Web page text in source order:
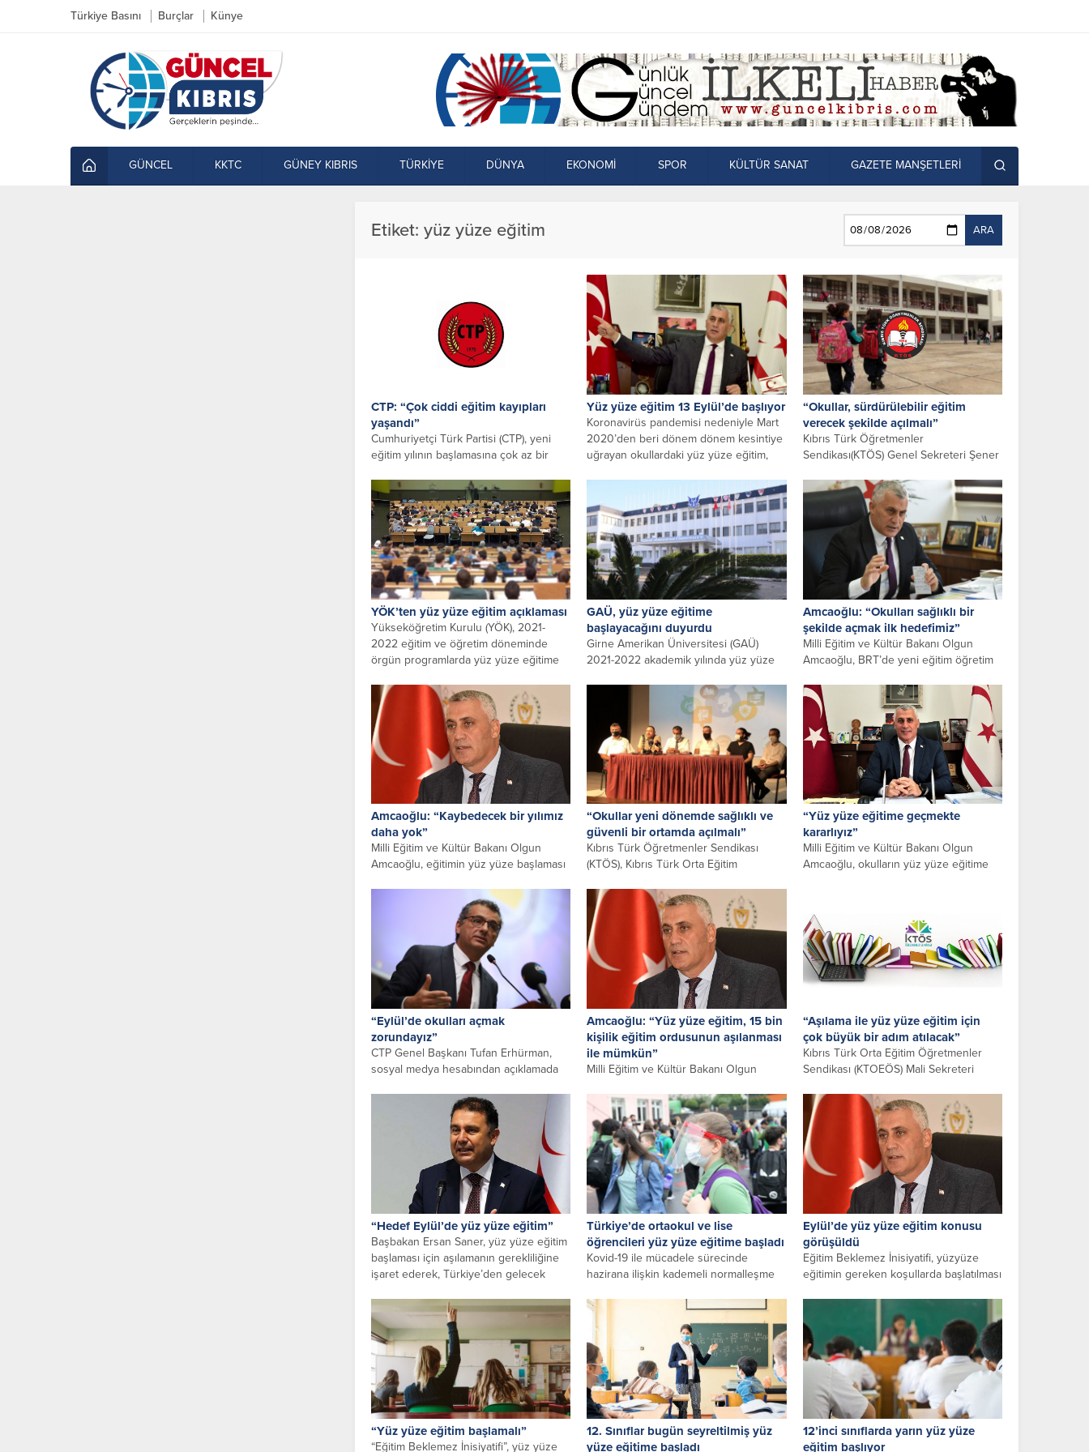
Türkiye Basını Burçlar Künye
GÜNCEL KKTC GÜNEY KIBRIS TÜRKİYE DÜNYA EKONOMİ SPOR KÜLTÜR SANAT GAZETE MANŞETLERİ
Etiket: yüz yüze eğitim ARA
CTP: “Çok ciddi eğitim kayıpları
yaşandı”
Cumhuriyetçi Türk Partisi (CTP), yeni
eğitim yılının başlamasına çok az bir
Yüz yüze eğitim 13 Eylül’de başlıyor
Koronavirüs pandemisi nedeniyle Mart
2020’den beri dönem dönem kesintiye
uğrayan okullardaki yüz yüze eğitim,
“Okullar, sürdürülebilir eğitim
verecek şekilde açılmalı”
Kıbrıs Türk Öğretmenler
Sendikası(KTÖS) Genel Sekreteri Şener
göre hazırlanarak,...
YÖK’ten yüz yüze eğitim açıklaması
Yükseköğretim Kurulu (YÖK), 2021-
2022 eğitim ve öğretim döneminde
örgün programlarda yüz yüze eğitime
GAÜ, yüz yüze eğitime
başlayacağını duyurdu
Girne Amerikan Üniversitesi (GAÜ)
2021-2022 akademik yılında yüz yüze
Amcaoğlu: “Okulları sağlıklı bir
şekilde açmak ilk hedefimiz”
Milli Eğitim ve Kültür Bakanı Olgun
Amcaoğlu, BRT’de yeni eğitim öğretim
Amcaoğlu: “Kaybedecek bir yılımız
daha yok”
Milli Eğitim ve Kültür Bakanı Olgun
Amcaoğlu, eğitimin yüz yüze başlaması
“Okullar yeni dönemde sağlıklı ve
güvenli bir ortamda açılmalı”
Kıbrıs Türk Öğretmenler Sendikası
(KTÖS), Kıbrıs Türk Orta Eğitim
Kıbrıs Türk...
“Yüz yüze eğitime geçmekte
kararlıyız”
Milli Eğitim ve Kültür Bakanı Olgun
Amcaoğlu, okulların yüz yüze eğitime
“Eylül’de okulları açmak
zorundayız”
CTP Genel Başkanı Tufan Erhürman,
sosyal medya hesabından açıklamada
artan koronavirüs...
Amcaoğlu: “Yüz yüze eğitim, 15 bin
kişilik eğitim ordusunun aşılanması
ile mümkün”
Milli Eğitim ve Kültür Bakanı Olgun
yüz yüze eğitime geçilmesini
hedeflediklerini...
“Aşılama ile yüz yüze eğitim için
çok büyük bir adım atılacak”
Kıbrıs Türk Orta Eğitim Öğretmenler
Sendikası (KTOEÖS) Mali Sekreteri
sağlıklı ve...
“Hedef Eylül’de yüz yüze eğitim”
Başbakan Ersan Saner, yüz yüze eğitim
başlaması için aşılamanın gerekliliğine
işaret ederek, Türkiye’den gelecek
Türkiye’de ortaokul ve lise
öğrencileri yüz yüze eğitime başladı
Kovid-19 ile mücadele sürecinde
hazirana ilişkin kademeli normalleşme
ve liselerde yüz...
Eylül’de yüz yüze eğitim konusu
görüşüldü
Eğitim Beklemez İnisiyatifi, yüzyüze
eğitimin gereken koşullarda başlatılması
“Yüz yüze eğitim başlamalı”
“Eğitim Beklemez İnisiyatifi”, yüz yüze
12. Sınıflar bugün seyreltilmiş yüz
yüze eğitime başladı
12’inci sınıflarda yarın yüz yüze
eğitim başlıyor